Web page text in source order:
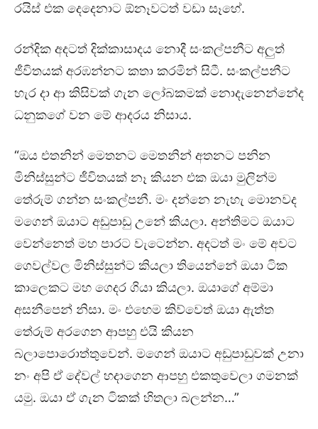
රයිස් එක දෙදෙනාට ඕනෑවටත් වඩා සෑහේ.
රන්දික අදටත් දික්කාසාදය නොදී සංකල්පනීට අලුත්
ජීවිතයක් අරඹන්නට කතා කරමින් සිටී. සංකල්පනීට
හැර දා ආ කිසිවක් ගැන ලෝබකමක් නොදැනෙන්නේද
ධනුකගේ වන මේ ආදරය නිසාය.
“ඔය එතනින් මෙතනට මෙතනින් අතනට පනින
මිනිස්සුන්ට ජීවිතයක් නෑ කියන එක ඔයා මුලින්ම
තේරුම් ගන්න සංකල්පනී. මං දන්නෙ නැහැ මොනවද
මගෙන් ඔයාට අඩුපාඩු උනේ කියලා. අන්තිමට ඔයාට
වෙන්නෙත් මහ පාරට වැටෙන්න. අදටත් මං මේ අවට
ගෙවල්වල මිනිස්සුන්ට කියලා තියෙන්නේ ඔයා ටික
කාලෙකට මහ ගෙදර ගියා කියලා. ඔයාගේ අම්මා
අසනීපෙන් නිසා. මං එහෙම කිව්වෙත් ඔයා ඇත්ත
තේරුම් අරගෙන ආපහු එයි කියන
බලාපොරොත්තුවෙන්. මගෙන් ඔයාට අඩුපාඩුවක් උනා
නං අපි ඒ දේවල් හදාගෙන ආපහු එකතුවෙලා ගමනක්
යමු. ඔයා ඒ ගැන ටිකක් හිතලා බලන්න…”